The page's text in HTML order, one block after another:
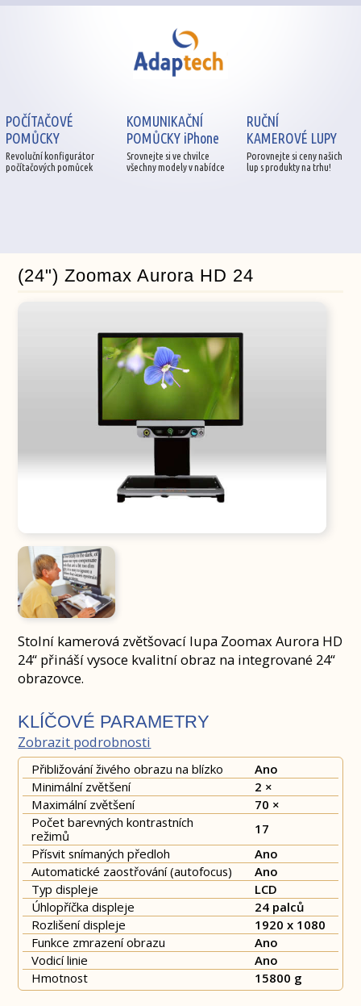
POČÍTAČOVÉ
POMŮCKY
Revoluční konfigurátor
počítačových pomůcek
KOMUNIKAČNÍ
POMŮCKY iPhone
Srovnejte si ve chvilce
všechny modely v nabídce
RUČNÍ
KAMEROVÉ LUPY
Porovnejte si ceny našich
lup s produkty na trhu!
(24") Zoomax Aurora HD 24
Stolní kamerová zvětšovací lupa Zoomax Aurora HD
24“ přináší vysoce kvalitní obraz na integrované 24“
obrazovce.
KLÍČOVÉ PARAMETRY
Zobrazit podrobnosti
Přibližování živého obrazu na blízko
Ano
Minimální zvětšení
2 ×
Maximální zvětšení
70 ×
Počet barevných kontrastních
režimů
17
Přísvit snímaných předloh
Ano
Automatické zaostřování (autofocus)
Ano
Typ displeje
LCD
Úhlopříčka displeje
24 palců
Rozlišení displeje
1920 x 1080
Funkce zmrazení obrazu
Ano
Vodicí linie
Ano
Hmotnost
15800 g